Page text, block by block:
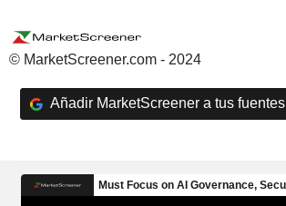
© MarketScreener.com - 2024
Añadir MarketScreener a tus fuentes